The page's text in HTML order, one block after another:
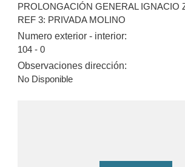
PROLONGACIÓN GENERAL IGNACIO
REF 3: PRIVADA MOLINO
Numero exterior - interior:
104 - 0
Observaciones dirección:
No Disponible